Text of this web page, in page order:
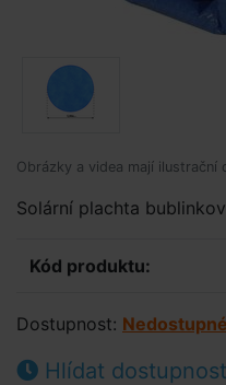
Obrázky a videa mají ilustrační
Solární plachta
Kód produktu:
Dostupnost: Nedostupné
Hlídat dostupnost